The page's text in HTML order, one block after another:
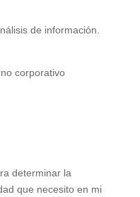
de información.
corporativo
determinar la
que necesito en mi